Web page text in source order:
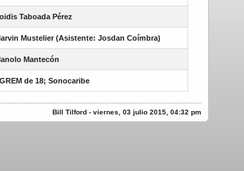
Taboada Pérez
Mustelier (Asistente: Josdan Coímbra)
Mantecón
de 18; Sonocaribe
Bill Tilford - viernes, 03 julio 2015, 04:32 pm